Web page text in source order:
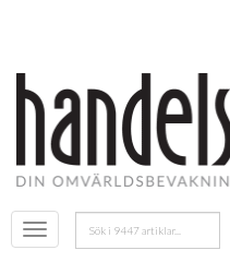
Öppna
menyn
Sök
efter: